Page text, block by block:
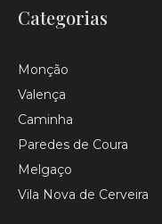
Categorias
Monção
Valença
Caminha
Paredes de Coura
Melgaço
Vila Nova de Cerveira